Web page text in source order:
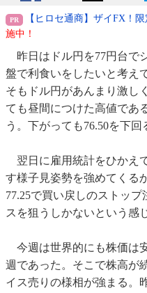
【ヒロセ通商】ザイFX！限
施中！
昨日はドル円を77円台で
盤で利食いをしたいと考え
そもドル円があんまり激し
ても昼間につけた高値であ
う。下がっても76.50を下回
翌日に雇用統計をひかえ
す様子見姿勢を強めてくる
77.25で買い戻しのストッ
スを狙うしかないという感
今週は世界的にも株価は
週であった。そこで株高が
イス売りの様相が強まる。